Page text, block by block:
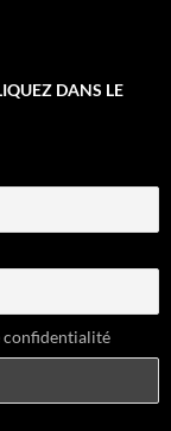
DANS LE
confidentialité